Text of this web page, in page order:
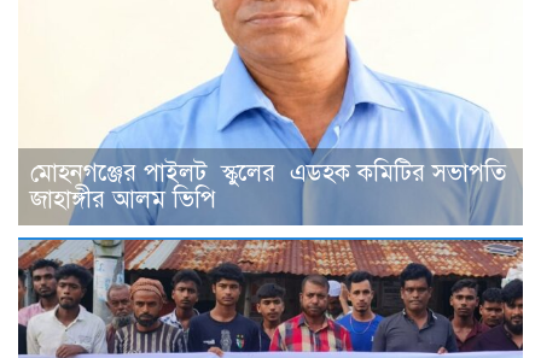
মোহনগঞ্জের পাইলট স্কুলের এডহক কমিটির সভাপতি
জাহাঙ্গীর আলম ভিপি